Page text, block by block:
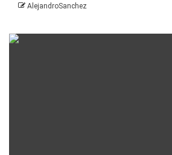
AlejandroSanchez